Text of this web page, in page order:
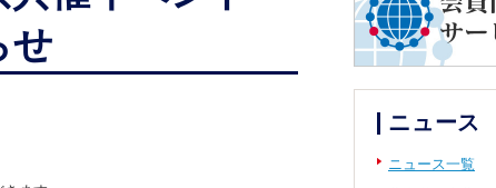
せ
ニュース
ニュース一覧